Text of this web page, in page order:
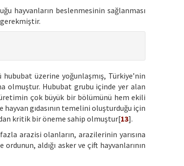
hayvanların beslenmesinin sağlanması
üzerine yoğunlaşmış, Türkiye’nin
olmuştur. Hububat grubu içinde yer alan
üretimin çok büyük bir bölümünü hem ekili
gıdasının temelini oluşturduğu için
kritik bir öneme sahip olmuştur[13].
arazisi olanların, arazilerinin yarısına
aldığı asker ve çift hayvanlarının